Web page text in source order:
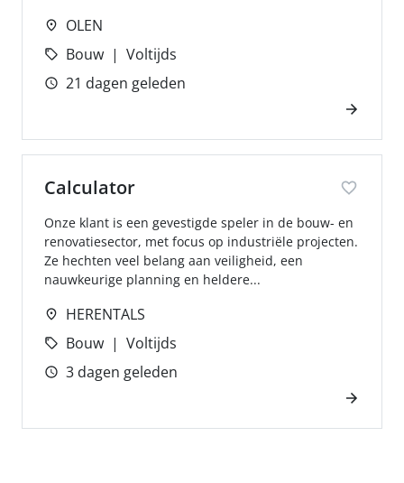
OLEN
Bouw
Voltijds
21 dagen geleden
Calculator
Onze klant is een gevestigde speler in de bouw- en
renovatiesector, met focus op industriële projecten.
Ze hechten veel belang aan veiligheid, een
nauwkeurige planning en heldere...
HERENTALS
Bouw
Voltijds
3 dagen geleden